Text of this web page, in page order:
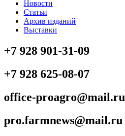
Новости
Статьи
Архив изданий
Выставки
+7 928 901-31-09
+7 928 625-08-07
office-proagro@mail.ru
pro.farmnews@mail.ru